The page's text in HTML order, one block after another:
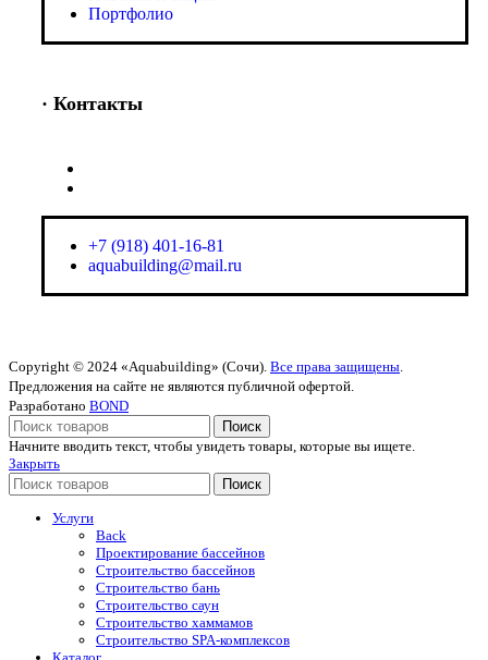
Портфолио
· Контакты
+7 (918) 401-16-81
aquabuilding@mail.ru
Copyright © 2024 «Aquabuilding» (Сочи). Все права защищены
Предложения на сайте не являются публичной офертой.
Разработано BOND
Поиск
Начните вводить текст, чтобы увидеть товары, которые вы ищете.
Закрыть
Поиск
Услуги
Back
Проектирование бассейнов
Строительство бассейнов
Строительство бань
Строительство саун
Строительство хаммамов
Строительство SPA-комплексов